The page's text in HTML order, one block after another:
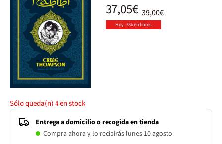
39,00€
37,05€
Hoy -5% en libros
Sólo queda(n)4en stock
Entrega a domicilio o recogida en tienda
Compra ahora y lo recibirás lunes 10 agosto